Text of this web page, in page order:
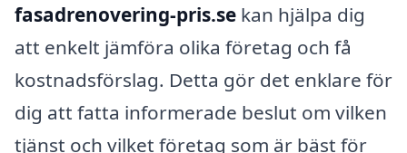
fasadrenovering-pris.se kan hjälpa dig
att enkelt jämföra olika företag och få
kostnadsförslag. Detta gör det enklare för
dig att fatta informerade beslut om vilken
tjänst och vilket företag som är bäst för